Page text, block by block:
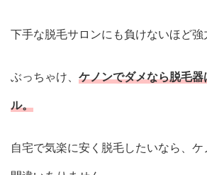
下手な脱毛サロンにも負けないほど強
ぶっちゃけ、 ケノンでダメなら脱毛
ル。
自宅で気楽に安く脱毛したいなら、